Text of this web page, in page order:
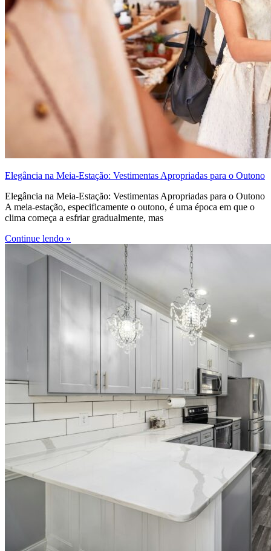
Elegância na Meia-Estação: Vestimentas Apropriadas para o Outono
Elegância na Meia-Estação: Vestimentas Apropriadas para o Outono
A meia-estação, especificamente o outono, é uma época em que o
clima começa a esfriar gradualmente, mas
Continue lendo »